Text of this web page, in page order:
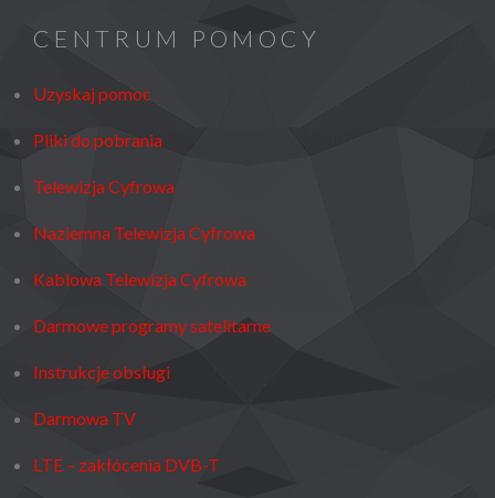
CENTRUM POMOCY
Uzyskaj pomoc
Pliki do pobrania
Telewizja Cyfrowa
Naziemna Telewizja Cyfrowa
Kablowa Telewizja Cyfrowa
Darmowe programy satelitarne
Instrukcje obsługi
Darmowa TV
LTE – zakłócenia DVB-T